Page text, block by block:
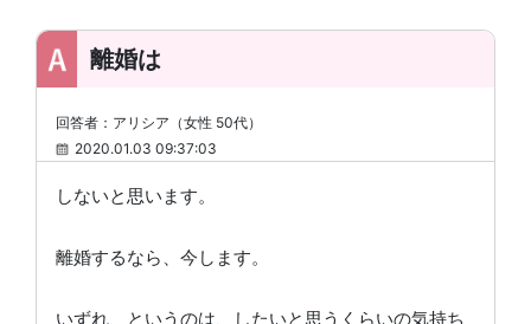
離婚は
回答者：アリシア（女性 50代）
2020.01.03 09:37:03
しないと思います。
離婚するなら、今します。
いずれ、というのは、したいと思うくらいの気持ち